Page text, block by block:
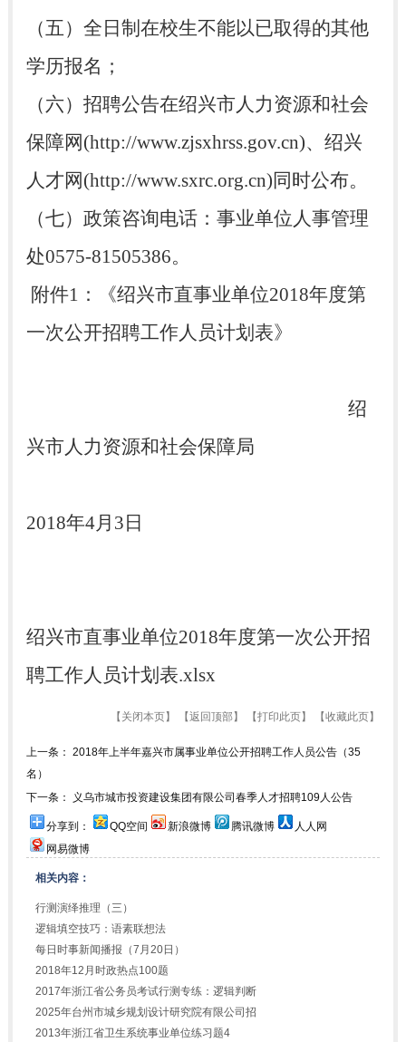
（五）全日制在校生不能以已取得的其他
学历报名；
（六）招聘公告在绍兴市人力资源和社会
保障网(http://www.zjsxhrss.gov.cn)、绍兴
人才网(http://www.sxrc.org.cn)同时公布。
（七）政策咨询电话：事业单位人事管理
处0575-81505386。
附件1：《绍兴市直事业单位2018年度第
一次公开招聘工作人员计划表》
绍
兴市人力资源和社会保障局
2018年4月3日
绍兴市直事业单位2018年度第一次公开招
聘工作人员计划表.xlsx
【 关闭本页】 【返回顶部】 【打印此页】 【收藏此页】
上一条： 2018年上半年嘉兴市属事业单位公开招聘工作人员公告（35
名）
下一条：
义乌市城市投资建设集团有限公司春季人才招聘109人公告
分享到： QQ空间 新浪微博 腾讯微博
人人网
网易微博
相关内容：
行测演绎推理（三）
逻辑填空技巧：语素联想法
每日时事新闻播报（7月20日）
2018年12月时政热点100题
2017年浙江省公务员考试行测专练：逻辑判断
2025年台州市城乡规划设计研究院有限公司招
2013年浙江省卫生系统事业单位练习题4